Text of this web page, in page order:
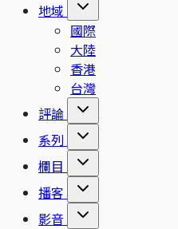
地域
國際
大陸
香港
台灣
評論
系列
欄目
播客
影音